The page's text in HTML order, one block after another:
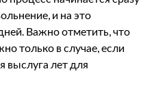
и на это
Важно отметить, что
только в случае, если
выслуга лет для